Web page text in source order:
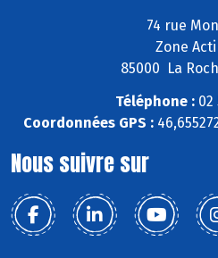
74 rue
Zone Acti
85000 La
Téléphone :02
Coordonnées GPS :
Nous suivre sur